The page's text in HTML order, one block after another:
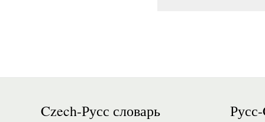
Czech-Русс словарь